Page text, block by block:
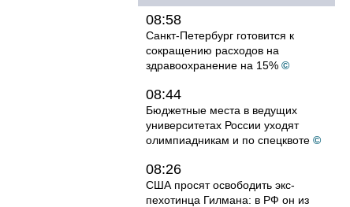
08:58
Санкт-Петербург готовится к
сокращению расходов на
здравоохранение на 15% ©
08:44
Бюджетные места в ведущих
университетах России уходят
олимпиадникам и по спецквоте ©
08:26
США просят освободить экс-
пехотинца Гилмана: в РФ он из